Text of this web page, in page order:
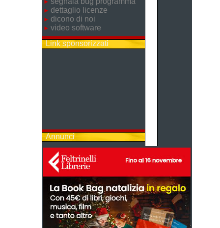
dettaglio licenze
dicono di noi
video software
Link sponsorizzati
Annunci